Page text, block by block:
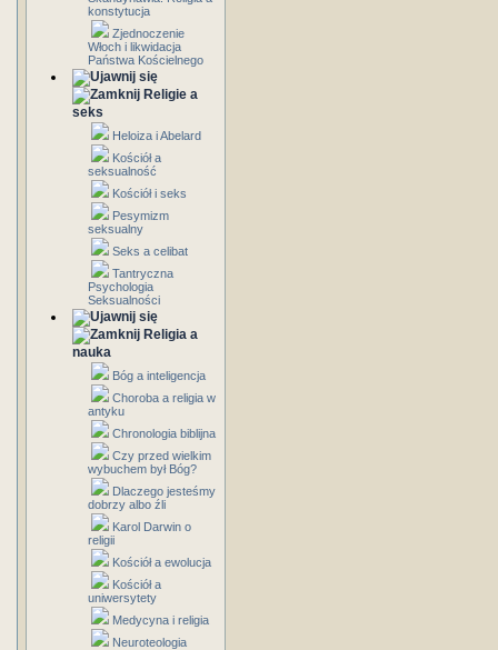
konstytucja
Zjednoczenie
Włoch i likwidacja
Państwa Kościelnego
Religie a
seks
Heloiza i Abelard
Kościół a
seksualność
Kościół i seks
Pesymizm
seksualny
Seks a celibat
Tantryczna
Psychologia
Seksualności
Religia a
nauka
Bóg a inteligencja
Choroba a religia w
antyku
Chronologia biblijna
Czy przed wielkim
wybuchem był Bóg?
Dlaczego jesteśmy
dobrzy albo źli
Karol Darwin o
religii
Kościół a ewolucja
Kościół a
uniwersytety
Medycyna i religia
Neuroteologia